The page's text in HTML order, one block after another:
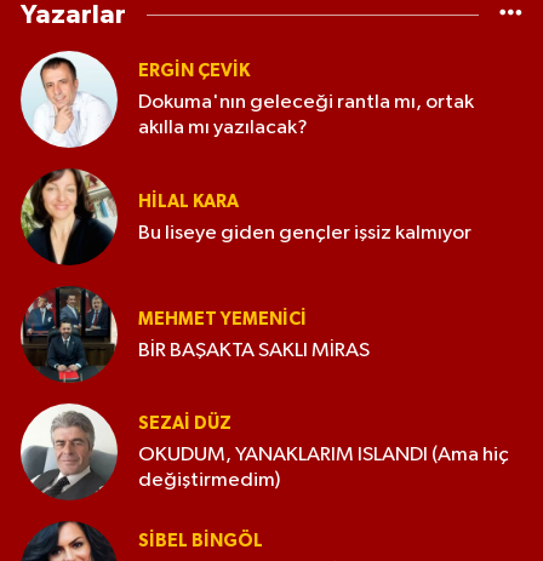
Yazarlar
ERGIN ÇEVİK
Dokuma'nın geleceği rantla mı, ortak
akılla mı yazılacak?
HILAL KARA
Bu liseye giden gençler işsiz kalmıyor
MEHMET YEMENICI
BİR BAŞAKTA SAKLI MİRAS
SEZAI DÜZ
OKUDUM, YANAKLARIM ISLANDI (Ama hiç
değiştirmedim)
SIBEL BINGÖL